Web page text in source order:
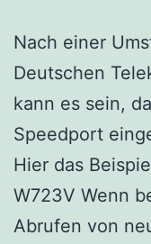
Nach einer
Deutschen
kann es sein,
Speedport
Hier das
W723V Wenn
Abrufen von